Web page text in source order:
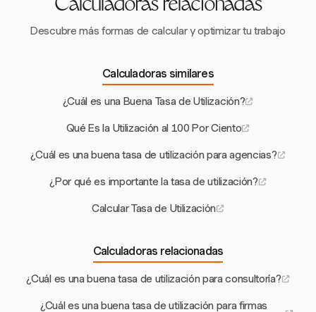
Calculadoras relacionadas
Descubre más formas de calcular y optimizar tu trabajo
Calculadoras similares
¿Cuál es una Buena Tasa de Utilización?
Qué Es la Utilización al 100 Por Ciento
¿Cuál es una buena tasa de utilización para agencias?
¿Por qué es importante la tasa de utilización?
Calcular Tasa de Utilización
Calculadoras relacionadas
¿Cuál es una buena tasa de utilización para consultoría?
¿Cuál es una buena tasa de utilización para firmas